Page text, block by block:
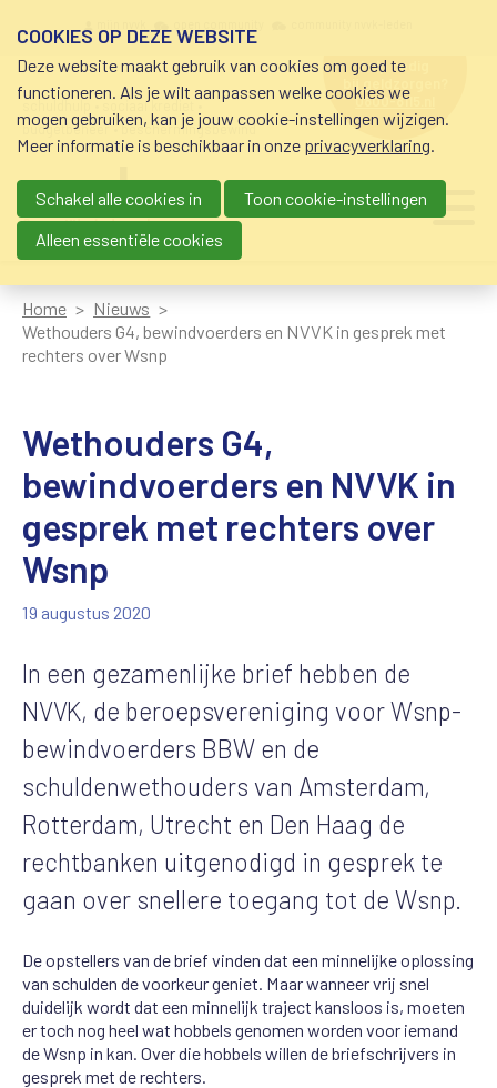
schuldhulp • sociaal krediet •
budgetbeheer • beschermingsbewind
hulp nodig
bij geldzorgen?
0800-8115.nl
Main navigation
Home
Nieuws
Wethouders G4, bewindvoerders en NVVK in gesprek met
rechters over Wsnp
Wethouders G4,
bewindvoerders en NVVK in
gesprek met rechters over
Wsnp
19 augustus 2020
In een gezamenlijke brief hebben de
NVVK, de beroepsvereniging voor Wsnp-
bewindvoerders BBW en de
schuldenwethouders van Amsterdam,
Rotterdam, Utrecht en Den Haag de
rechtbanken uitgenodigd in gesprek te
gaan over snellere toegang tot de Wsnp.
De opstellers van de brief vinden dat een minnelijke oplossing
van schulden de voorkeur geniet. Maar wanneer vrij snel
duidelijk wordt dat een minnelijk traject kansloos is, moeten
er toch nog heel wat hobbels genomen worden voor iemand
de Wsnp in kan. Over die hobbels willen de briefschrijvers in
gesprek met de rechters.
COOKIES OP DEZE WEBSITE
Deze website maakt gebruik van cookies om goed te
functioneren. Als je wilt aanpassen welke cookies we
mogen gebruiken, kan je jouw cookie-instellingen wijzigen.
Meer informatie is beschikbaar in onze privacyverklaring.
Schakel alle cookies in
Toon cookie-instellingen
Alleen essentiële cookies